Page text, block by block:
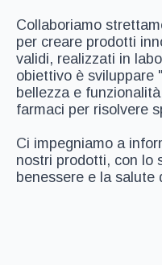
Collaboriamo
per creare prodotti
validi, realizzati in
obiettivo è sviluppare
bellezza e
farmaci per risolvere
Ci impegniamo a
nostri prodotti, con lo
benessere e la salute